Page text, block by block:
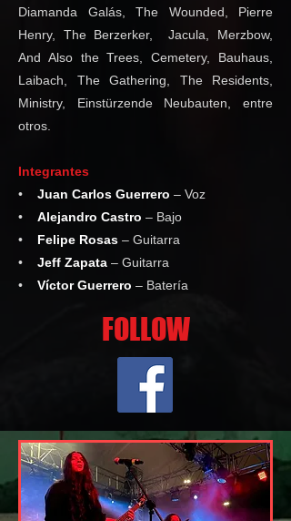
Diamanda Galás, The Wounded, Pierre
Henry, The Berzerker, Jacula, Merzbow,
And Also the Trees, Cemetery, Bauhaus,
Laibach, The Gathering, The Residents,
Ministry, Einstürzende Neubauten, entre
otros.
Integrantes
• Juan Carlos Guerrero – Voz
• Alejandro Castro – Bajo
• Felipe Rosas – Guitarra
• Jeff Zapata – Guitarra
• Víctor Guerrero – Batería
FOLLOW